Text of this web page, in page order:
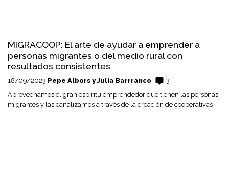
MIGRACOOP: El arte de ayudar a emprender a
personas migrantes o del medio rural con
resultados consistentes
18/09/2023 Pepe Albors y Julia Barrranco
3
Aprovechamos el gran espíritu emprendedor que tienen las personas
migrantes y las canalizamos a través de la creación de cooperativas